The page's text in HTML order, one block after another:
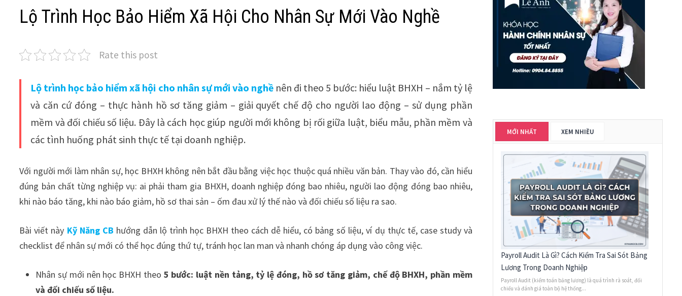
Lộ Trình Học Bảo Hiểm Xã Hội Cho Nhân Sự Mới Vào Nghề
Rate this post
Lộ trình học bảo hiểm xã hội cho nhân sự mới vào nghềnên đi theo 5 bước: hiểu luật BHXH – nắm tỷ lệ
và căn cứ đóng – thực hành hồ sơ tăng giảm – giải quyết chế độ cho người lao động – sử dụng phần
mềm và đối chiếu số liệu. Đây là cách học giúp người mới không bị rối giữa luật, biểu mẫu, phần mềm và
các tình huống phát sinh thực tế tại doanh nghiệp.
Với người mới làm nhân sự, học BHXH không nên bắt đầu bằng việc học thuộc quá nhiều văn bản. Thay vào đó, cần hiểu
đúng bản chất từng nghiệp vụ: ai phải tham gia BHXH, doanh nghiệp đóng bao nhiêu, người lao động đóng bao nhiêu,
khi nào báo tăng, khi nào báo giảm, hồ sơ thai sản – ốm đau xử lý thế nào và đối chiếu số liệu ra sao.
Bài viết này Kỹ Năng CB hướng dẫn lộ trình học BHXH theo cách dễ hiểu, có bảng số liệu, ví dụ thực tế, case study và
checklist để nhân sự mới có thể học đúng thứ tự, tránh học lan man và nhanh chóng áp dụng vào công việc.
Nhân sự mới nên học BHXH theo 5 bước: luật nền tảng, tỷ lệ đóng, hồ sơ tăng giảm, chế độ BHXH, phần mềm
và đối chiếu số liệu.
MỚI NHẤT XEM NHIỀU
Payroll Audit Là Gì? Cách Kiểm Tra Sai Sót Bảng
Lương Trong Doanh Nghiệp
Payroll Audit (kiểm toán bảng lương) là quá trình rà soát, đối
chiếu và đánh giá toàn bộ hệ thống...